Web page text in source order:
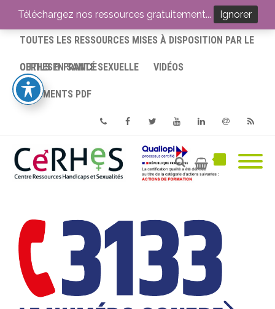
ACCUEIL
TOUTES LES RESSOURCES MISES À DISPOSITION PAR LE
CERHES® FRANCE
OUTILS EN SANTÉ SEXUELLE VIDÉOS
DOCUMENTS PDF
PhoneFacebookTwitterYoutube
Téléchargez nos ressources gratuitement... Ignorer